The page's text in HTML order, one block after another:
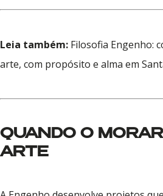
Leia também: Filosofia Engenho:
arte, com propósito e alma em
QUANDO O
ARTE